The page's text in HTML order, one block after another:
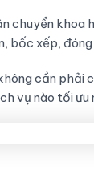
chuyển khoa
bốc xếp,
cần phải
vụ nào tối